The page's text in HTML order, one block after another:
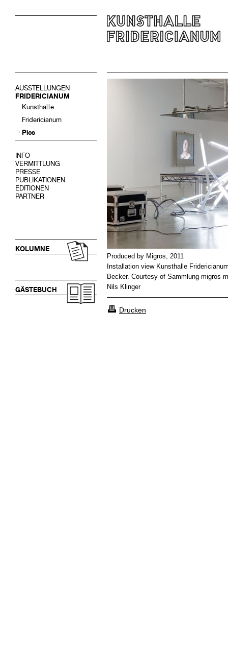
AUSSTELLUNGEN
FRIDERICIANUM
Kunsthalle
Fridericianum
Pics
INFO
VERMITTLUNG
PRESSE
PUBLIKATIONEN
EDITIONEN
PARTNER
KOLUMNE
GÄSTEBUCH
Produced by Migros, 2011
Installation view Kunsthalle
Becker. Courtesy of Sammlung migros
Nils Klinger
Drucken